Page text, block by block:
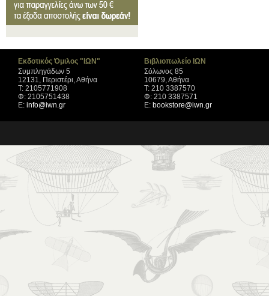
Εκδοτικός Όμιλος "ΙΩΝ"
Συμπληγάδων 5
12131, Περιστέρι, Αθήνα
Τ: 2105771908
Φ: 2105751438
Ε: info@iwn.gr
Βιβλιοπωλείο ΙΩΝ
Σόλωνος 85
10679, Αθήνα
Τ: 210 3387570
Φ: 210 3387571
Ε: bookstore@iwn.gr